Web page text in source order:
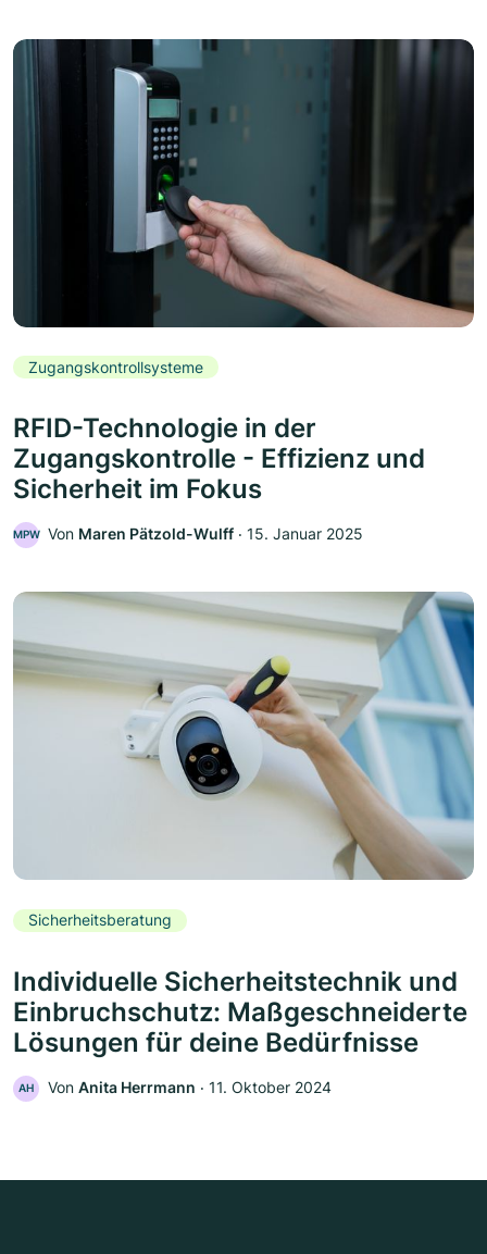
Zugangskontrollsysteme
RFID-Technologie in der
Zugangskontrolle - Effizienz und
Sicherheit im Fokus
MPW Von Maren Pätzold-Wulff ‧ 15. Januar 2025
Sicherheitsberatung
Individuelle Sicherheitstechnik und
Einbruchschutz: Maßgeschneiderte
Lösungen für deine Bedürfnisse
AH Von Anita Herrmann ‧ 11. Oktober 2024